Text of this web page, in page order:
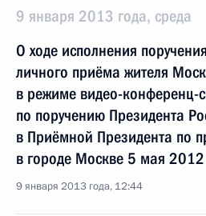
9 января 2013 года, среда
О ходе исполнения
личного приёма жителя
в режиме видео-конференц-
по поручению Президента
в Приёмной Президента по
в городе Москве 5 мая 2012
9 января 2013 года, 12:44